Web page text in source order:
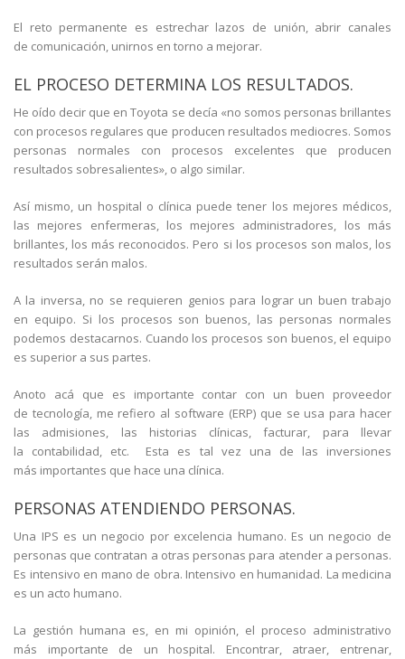
El reto permanente es estrechar lazos de unión, abrir canales
de comunicación, unirnos en torno a mejorar.
EL PROCESO DETERMINA LOS RESULTADOS.
He oído decir que en Toyota se decía «no somos personas brillantes
con procesos regulares que producen resultados mediocres. Somos
personas normales con procesos excelentes que producen
resultados sobresalientes», o algo similar.
Así mismo, un hospital o clínica puede tener los mejores médicos,
las mejores enfermeras, los mejores administradores, los más
brillantes, los más reconocidos. Pero si los procesos son malos, los
resultados serán malos.
A la inversa, no se requieren genios para lograr un buen trabajo
en equipo. Si los procesos son buenos, las personas normales
podemos destacarnos. Cuando los procesos son buenos, el equipo
es superior a sus partes.
Anoto acá que es importante contar con un buen proveedor
de tecnología, me refiero al software (ERP) que se usa para hacer
las admisiones, las historias clínicas, facturar, para llevar
la contabilidad, etc. Esta es tal vez una de las inversiones
más importantes que hace una clínica.
PERSONAS ATENDIENDO PERSONAS.
Una IPS es un negocio por excelencia humano. Es un negocio de
personas que contratan a otras personas para atender a personas.
Es intensivo en mano de obra. Intensivo en humanidad. La medicina
es un acto humano.
La gestión humana es, en mi opinión, el proceso administrativo
más importante de un hospital. Encontrar, atraer, entrenar,